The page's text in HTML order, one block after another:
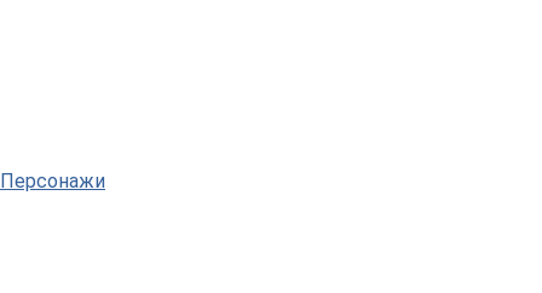
Персонажи